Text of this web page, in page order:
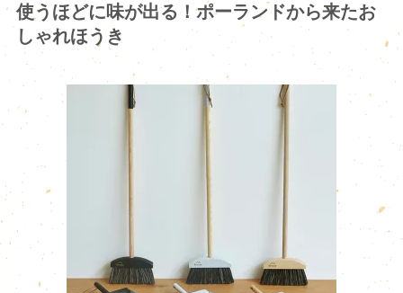
使うほどに味が出る！ポーランドから来たお
しゃれほうき